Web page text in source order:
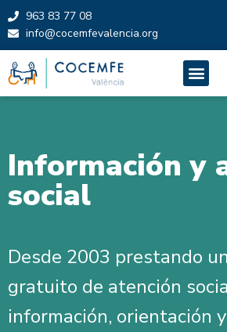
Saltar
al
contenido
963 83 77 08
info@cocemfevalencia.org
Información y
social
Desde 2003 prestando
gratuito de atención
información, orientación y